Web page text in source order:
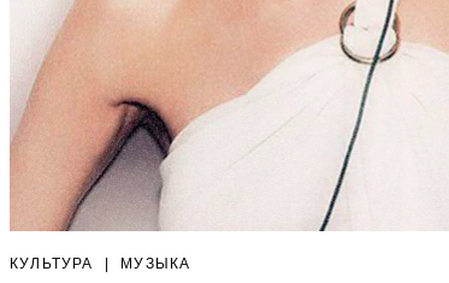
КУЛЬТУРА | МУЗЫКА